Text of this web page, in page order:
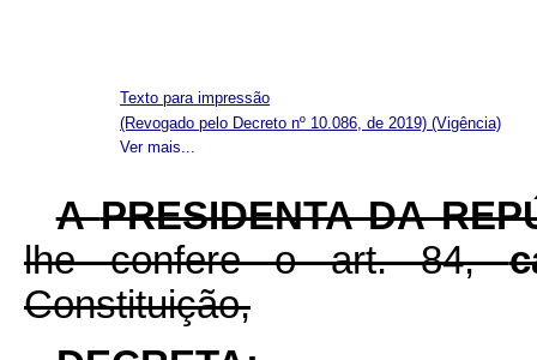
Texto para impressão
Ver mais...
(Revogado pelo Decreto nº 10.086, de 2019) (Vigência)
APRESIDENTA DA
lhe confere o art. 84,
Constituição,